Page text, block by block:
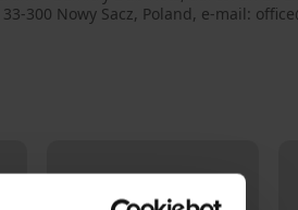
300 Nowy Sacz, Poland, e-mail: